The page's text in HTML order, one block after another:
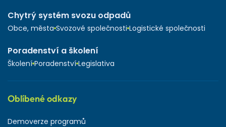
Chytrý systém svozu odpadů
Obce, města Svozové společnosti Logistické společnosti
Poradenství a školení
Školení Poradenství Legislativa
Oblíbené odkazy
Demoverze programů